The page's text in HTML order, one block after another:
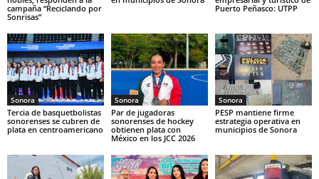
campaña “Reciclando por
Sonrisas”
Puerto Peñasco: UTPP
Sonora
Tercia de basquetbolistas
sonorenses se cubren de
plata en centroamericano
Sonora
Par de jugadoras
sonorenses de hockey
obtienen plata con
México en los JCC 2026
Sonora
PESP mantiene firme
estrategia operativa en
municipios de Sonora